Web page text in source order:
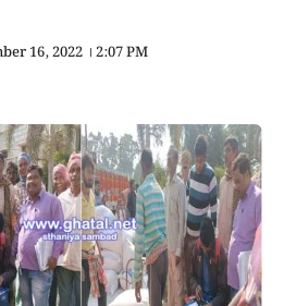
16, 2022 । 2:07 PM